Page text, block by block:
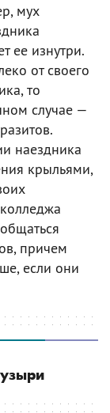
мух
ее изнутри.
от своего
то
случае —
наездника
крыльями,
причем
если они